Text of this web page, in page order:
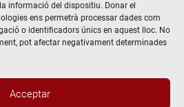
informació del dispositiu. Donar el
ens permetrà processar dades com
o identificadors únics en aquest lloc. No
pot afectar negativament determinades
Acceptar